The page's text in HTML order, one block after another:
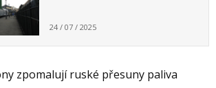
24 / 07 / 2025
zpomalují ruské přesuny paliva